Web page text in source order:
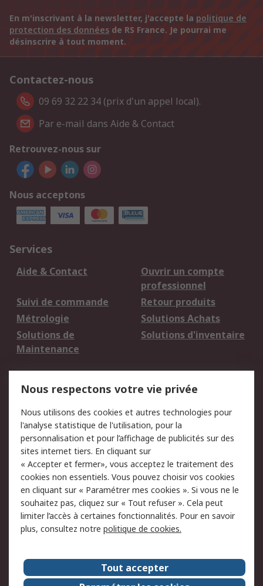
En m'inscrivant à la newsletter, j'accepte la politique de
protection des données de RS France. Je pourrai me
désinscrire à tout moment.
Contactez-nous
09 69 32 22 34 (prix d'un appel local).
Par e-mail dans Aide & Contact
Retrouvez-nous sur
Nous acceptons
Services
Aide & Contact
Ouvrir un compte
professionnel
Suivi de commande
Retour produits
Métrologie
Solutions Achats
Solutions de
Maintenance
Solutions d'inventaire
du site
Politique de protection
des données - Mise à
jour
Sécurité des E-mails
Conditions générales
de vente
Politique anti-
corruption
Campagnes marketing
A propos de RS
A propos de RS France
Evénements
Le groupe RS Group Plc
Presse
Nous respectons votre vie privée
Nous utilisons des cookies et autres technologies pour
l'analyse statistique de l'utilisation, pour la
personnalisation et pour l’affichage de publicités sur des
sites internet tiers. En cliquant sur
« Accepter et fermer», vous acceptez le traitement des
cookies non essentiels. Vous pouvez choisir vos cookies
en cliquant sur « Paramétrer mes cookies ». Si vous ne le
souhaitez pas, cliquez sur « Tout refuser ». Cela peut
limiter l’accès à certaines fonctionnalités. Pour en savoir
plus, consultez notre politique de cookies.
Tout accepter